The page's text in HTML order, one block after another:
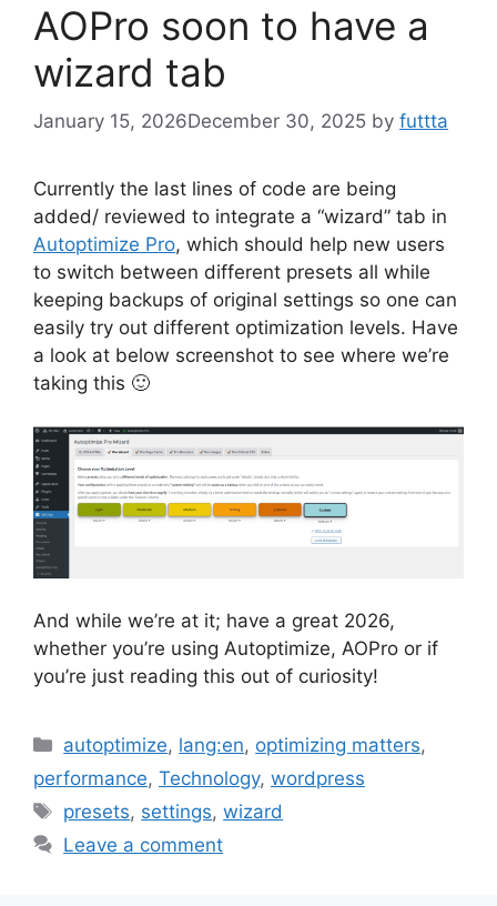
AOPro soon to have a
wizard tab
January 15, 2026December 30, 2025 by futtta
Currently the last lines of code are being
added/ reviewed to integrate a “wizard” tab in
Autoptimize Pro, which should help new users
to switch between different presets all while
keeping backups of original settings so one can
easily try out different optimization levels. Have
a look at below screenshot to see where we’re
taking this 🙂
And while we’re at it; have a great 2026,
whether you’re using Autoptimize, AOPro or if
you’re just reading this out of curiosity!
Categories
autoptimize, lang:en, optimizing matters,
performance, Technology, wordpress
Tags
presets, settings,wizard
Leave a comment